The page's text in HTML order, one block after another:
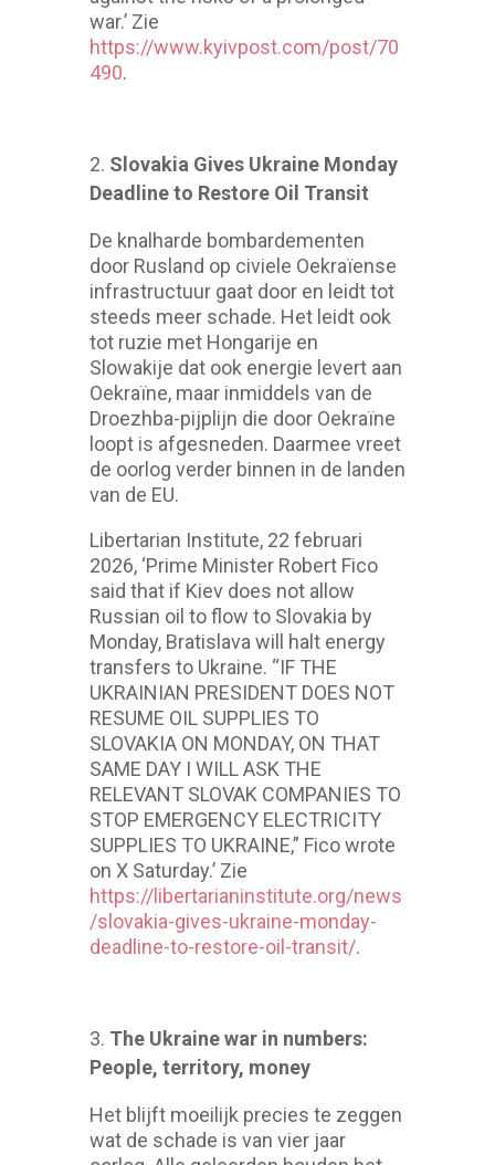
war.’ Zie
https://www.kyivpost.com/post/70
490.
Slovakia Gives Ukraine Monday
Deadline to Restore Oil Transit
De knalharde bombardementen
door Rusland op civiele Oekraïense
infrastructuur gaat door en leidt tot
steeds meer schade. Het leidt ook
tot ruzie met Hongarije en
Slowakije dat ook energie levert aan
Oekraïne, maar inmiddels van de
Droezhba-pijplijn die door Oekraïne
loopt is afgesneden. Daarmee vreet
de oorlog verder binnen in de landen
van de EU.
Libertarian Institute, 22 februari
2026, ‘Prime Minister Robert Fico
said that if Kiev does not allow
Russian oil to flow to Slovakia by
Monday, Bratislava will halt energy
transfers to Ukraine. “IF THE
UKRAINIAN PRESIDENT DOES NOT
RESUME OIL SUPPLIES TO
SLOVAKIA ON MONDAY, ON THAT
SAME DAY I WILL ASK THE
RELEVANT SLOVAK COMPANIES TO
STOP EMERGENCY ELECTRICITY
SUPPLIES TO UKRAINE,” Fico wrote
on X Saturday.’ Zie
https://libertarianinstitute.org/news
/slovakia-gives-ukraine-monday-
deadline-to-restore-oil-transit/.
The Ukraine war in numbers:
People, territory, money
Het blijft moeilijk precies te zeggen
wat de schade is van vier jaar